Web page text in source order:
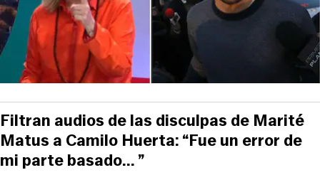
Filtran audios de las disculpas de Marité
Matus a Camilo Huerta: “Fue un error de
mi parte basado... ”